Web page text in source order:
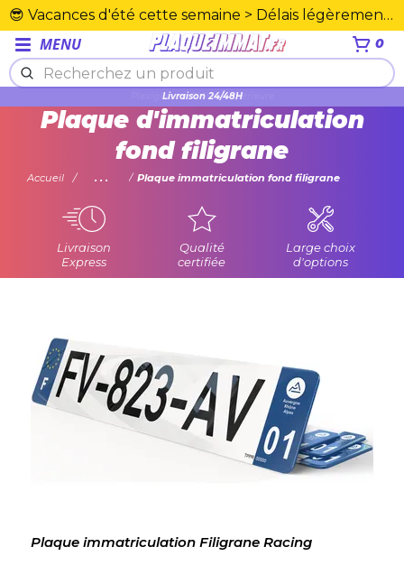
😎 Vacances d'été cette semaine > Délais légèrement rallongés. Merci☀️
MENU 0
Plexiglas en PMMA supérieure
Plaque d'immatriculation
fond filigrane
Accueil ... Plaque immatriculation fond filigrane
Livraison
Express
Qualité
certifiée
Large choix
d'options
Plaque immatriculation Filigrane Racing